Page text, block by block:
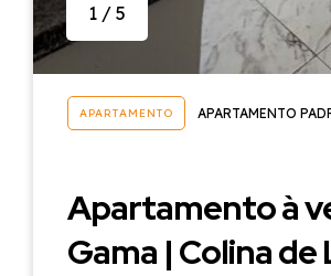
1 / 5
APARTAMENTO APARTAMENTO
Apartamento à
Gama | Colina